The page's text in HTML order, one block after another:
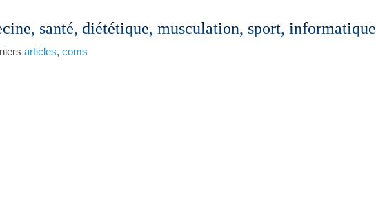
santé, diététique, musculation, sport, informatique
articles, coms